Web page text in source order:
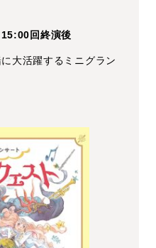
回終演後
大活躍するミニグラン